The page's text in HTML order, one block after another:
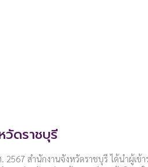
วัดราชบุรี
สำนักงานจังหวัดราชบุรี ได้นำผู้เข้